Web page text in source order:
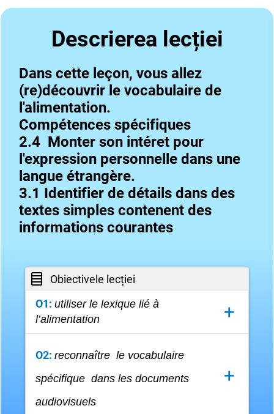
Descrierea lecției
Dans cette leçon, vous allez
(re)découvrir le vocabulaire de
l'alimentation.
Compétences spécifiques
2.4 Monter son intéret pour
l'expression personnelle dans une
langue étrangère.
3.1 Identifier de détails dans des
textes simples contenent des
informations courantes
Obiectivele lecției
O1: utiliserle lexique lié à
l’alimentation +
O2: reconnaître le vocabulaire
spécifique dans les documents
audiovisuels
+